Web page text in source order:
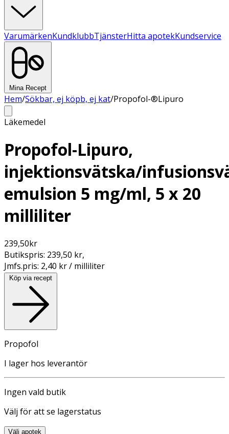
VarumärkenKundklubbTjänsterHitta apotekKundservice
Mina Recept
Hem/Sökbar, ej köpb, ej kat/Propofol-®Lipuro
Läkemedel
Propofol-Lipuro,
injektionsvätska/
emulsion 5 mg/ml, 5 x 20
milliliter
239,50kr
Butikspris: 239,50 kr,
Jmfs.pris: 2,40 kr / milliliter
Köp via recept
Propofol
I lager hos leverantör
Ingen vald butik
Välj för att se lagerstatus
Välj apotek